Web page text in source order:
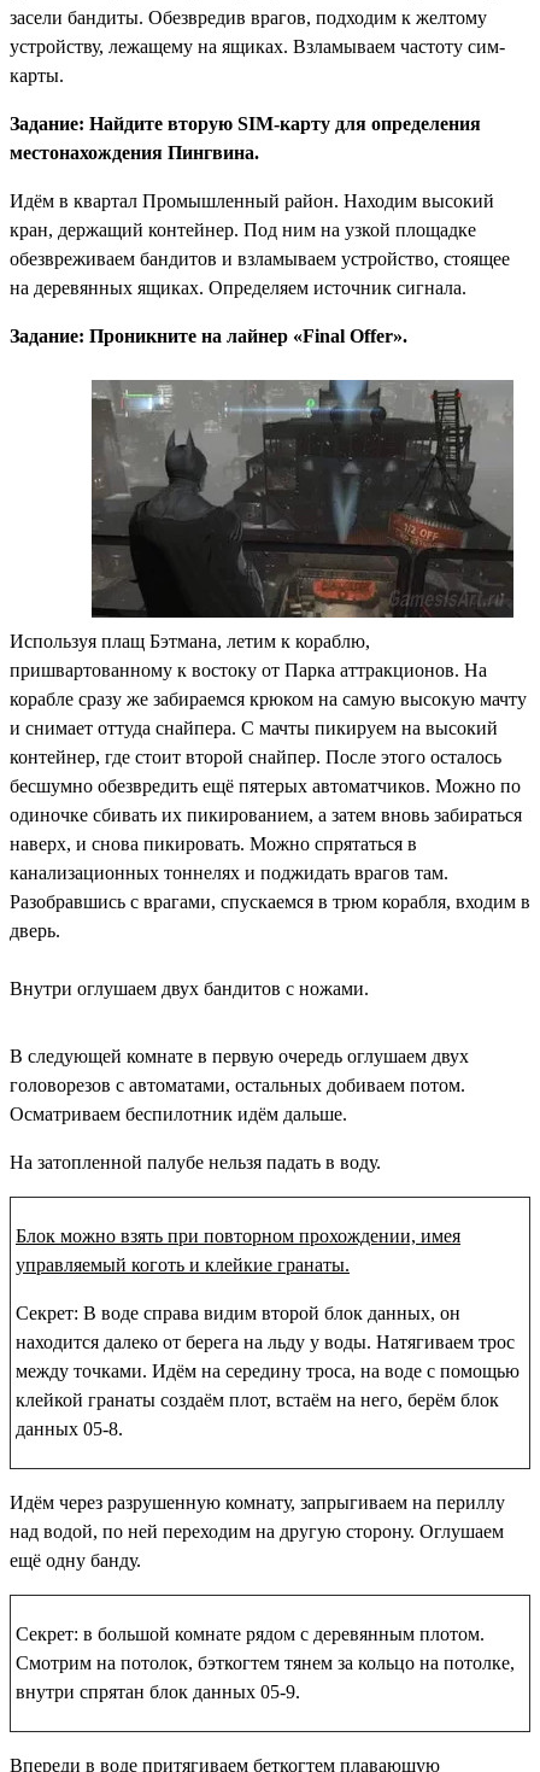
засели бандиты. Обезвредив врагов, подходим к желтому
устройству, лежащему на ящиках. Взламываем частоту сим-
карты.
Задание: Найдите вторую SIM-карту для определения
местонахождения Пингвина.
Идём в квартал Промышленный район. Находим высокий
кран, держащий контейнер. Под ним на узкой площадке
обезвреживаем бандитов и взламываем устройство, стоящее
на деревянных ящиках. Определяем источник сигнала.
Задание: Проникните на лайнер «Final Offer».
Используя плащ Бэтмана, летим к кораблю,
пришвартованному к востоку от Парка аттракционов. На
корабле сразу же забираемся крюком на самую высокую мачту
и снимает оттуда снайпера. С мачты пикируем на высокий
контейнер, где стоит второй снайпер. После этого осталось
бесшумно обезвредить ещё пятерых автоматчиков. Можно по
одиночке сбивать их пикированием, а затем вновь забираться
наверх, и снова пикировать. Можно спрятаться в
канализационных тоннелях и поджидать врагов там.
Разобравшись с врагами, спускаемся в трюм корабля, входим в
дверь.
Внутри оглушаем двух бандитов с ножами.
В следующей комнате в первую очередь оглушаем двух
головорезов с автоматами, остальных добиваем потом.
Осматриваем беспилотник идём дальше.
На затопленной палубе нельзя падать в воду.
Блок можно взять при повторном прохождении, имея
управляемый коготь и клейкие гранаты.
Секрет: В воде справа видим второй блок данных, он
находится далеко от берега на льду у воды. Натягиваем трос
между точками. Идём на середину троса, на воде с помощью
клейкой гранаты создаём плот, встаём на него, берём блок
данных 05-8.
Идём через разрушенную комнату, запрыгиваем на периллу
над водой, по ней переходим на другую сторону. Оглушаем
ещё одну банду.
Секрет: в большой комнате рядом с деревянным плотом.
Смотрим на потолок, бэткогтем тянем за кольцо на потолке,
внутри спрятан блок данных 05-9.
Впереди в воде притягиваем беткогтем плавающую